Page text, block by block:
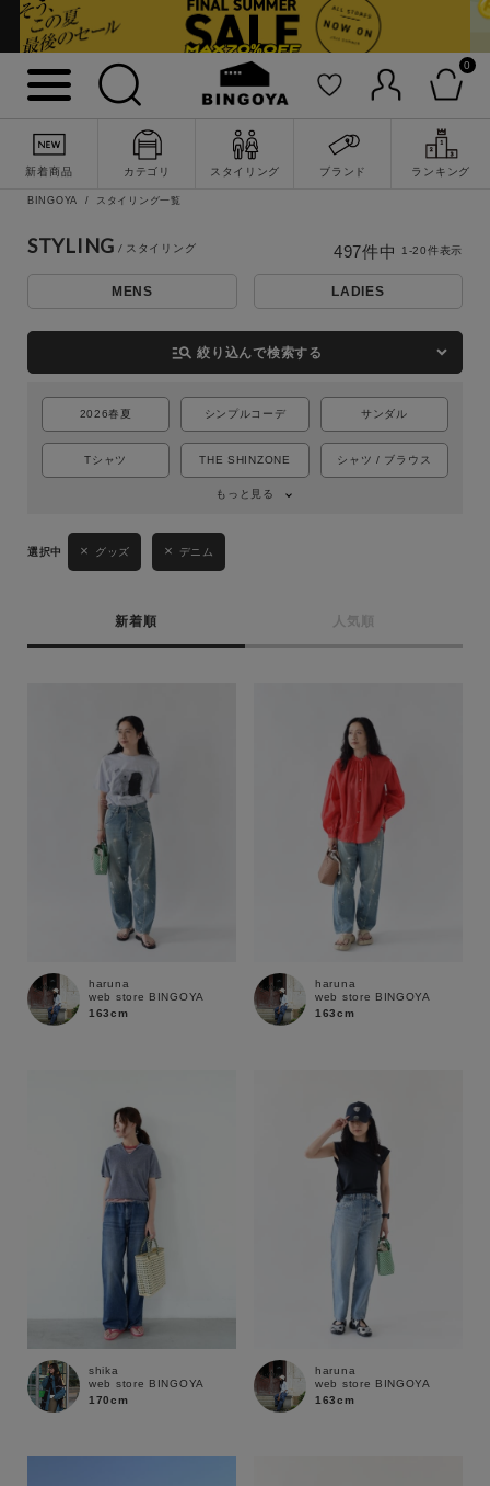
0
新着商品 カテゴリ スタイリング ブランド ランキング
詳細検索
キーワード
BINGOYA スタイリング一覧
STYLING
MENS LADIES
manage_search 絞り込んで検索する
2026春夏 シンプルコーデ サンダル
Tシャツ THE SHINZONE シャツ / ブラウス
もっと見る
グッズ デニム
新着順 人気順
497件中 1-20件表示
haruna
web store BINGOYA
163cm
haruna
web store BINGOYA
163cm
shika
web store BINGOYA
170cm
haruna
web store BINGOYA
163cm